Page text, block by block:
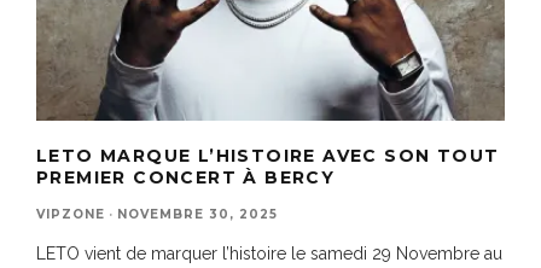
LETO MARQUE L’HISTOIRE AVEC SON TOUT
PREMIER CONCERT À BERCY
VIPZONE · NOVEMBRE 30, 2025
LETO vient de marquer l’histoire le samedi 29 Novembre au